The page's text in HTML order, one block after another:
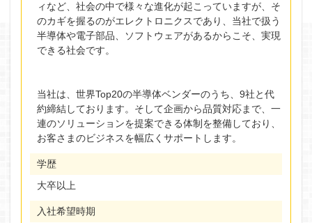
ィなど、社会の中で様々な進化が起こっていますが、そ
のカギを握るのがエレクトロニクスであり、当社で扱う
半導体や電子部品、ソフトウェアがあるからこそ、実現
できる社会です。
当社は、世界Top20の半導体ベンダーのうち、9社と代
約締結しております。そして企画から品質対応まで、一
連のソリューションを提案できる体制を整備しており、
お客さまのビジネスを幅広くサポートします。
学歴
大卒以上
入社希望時期